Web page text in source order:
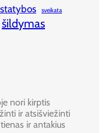
statybos sveikata
šildymas
nori kirptis
ir atsišviežinti
ir antakius